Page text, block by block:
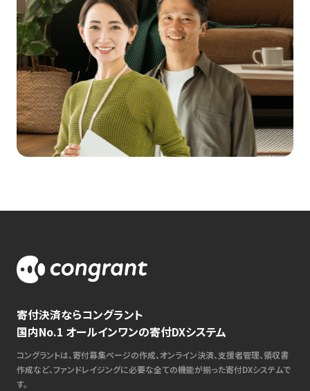
寄付決済ならコングラント
国内No.1 オールインワンの寄付DXシステム
コングラントは、寄付募集ページの作成、オンライン決済、支援者管理、領収書
作成など、ファンドレイジングに必要な全ての機能が揃った寄付DXシステムで
す。